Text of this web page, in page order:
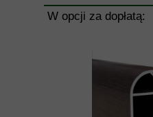
W opcji za dopłatą: